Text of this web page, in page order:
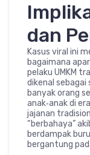
dan
Kasus viral ini
bagaimana
pelaku UMKM
dikenal sebagai
banyak orang
anak‑anak di
jajanan
“berbahaya”
berdampak
bergantung